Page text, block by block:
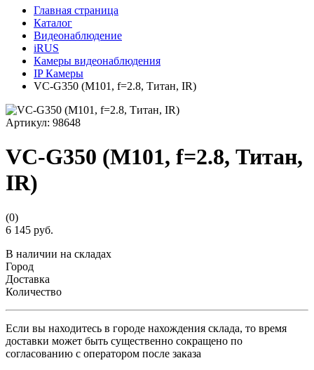
Главная страница
Каталог
Видеонаблюдение
iRUS
Камеры видеонаблюдения
IP Камеры
VC-G350 (M101, f=2.8, Титан, IR)
Артикул: 98648
VC-G350 (M101, f=2.8, Титан,
IR)
(0)
6 145 руб.
В наличии на складах
Город
Доставка
Количество
Если вы находитесь в городе нахождения склада, то время
доставки может быть существенно сокращено по
согласованию с оператором после заказа